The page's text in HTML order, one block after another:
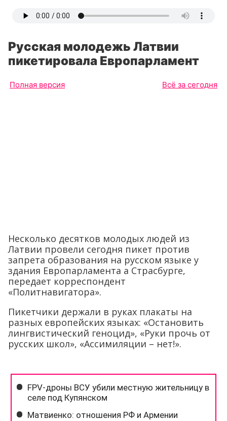
Русская молодежь Латвии
пикетировала Европарламент
Полная версия Всё за сегодня
Несколько десятков молодых людей из
Латвии провели сегодня пикет против
запрета образования на русском языке у
здания Европарламента а Страсбурге,
передает корреспондент
«Политнавигатора».
Пикетчики держали в руках плакаты на
разных европейских языках: «Остановить
лингвистический геноцид», «Руки прочь от
русских школ», «Ассимиляции – нет!».